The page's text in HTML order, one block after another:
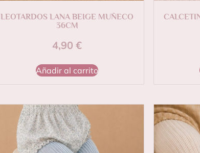
LEOTARDOS LANA BEIGE MUÑECO
36CM
4,90 €
Añadir al carrito